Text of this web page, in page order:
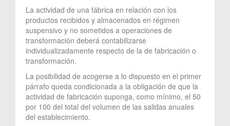
La actividad de una fábrica en relación con los
productos recibidos y almacenados en régimen
suspensivo y no sometidos a operaciones de
transformación deberá contabilizarse
individualizadamente respecto de la de fabricación o
transformación.
La posibilidad de acogerse a lo dispuesto en el primer
párrafo queda condicionada a la obligación de que la
actividad de fabricación suponga, como mínimo, el 50
por 100 del total del volumen de las salidas anuales
del establecimiento.